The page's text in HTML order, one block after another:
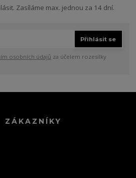
Zasíláme max. jednou za 14 dní.
Přihlásit se
osobních údajů za účelem rozesílky
ZÁKAZNÍKY